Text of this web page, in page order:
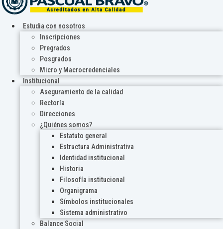
Estudia con nosotros
Inscripciones
Pregrados
Posgrados
Micro y Macrocredenciales
Institucional
Aseguramiento de la calidad
Rectoría
Direcciones
¿Quiénes somos?
Estatuto general
Estructura Administrativa
Identidad institucional
Historia
Filosofía institucional
Organigrama
Símbolos institucionales
Sistema administrativo
Balance Social